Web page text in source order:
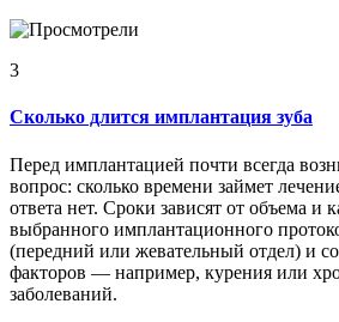
3
Сколько длится имплантация зуба
Перед имплантацией почти всегда
вопрос: сколько времени займет
ответа нет. Сроки зависят от объема и
выбранного имплантационного
(передний или жевательный отдел) и
факторов — например, курения или
заболеваний.